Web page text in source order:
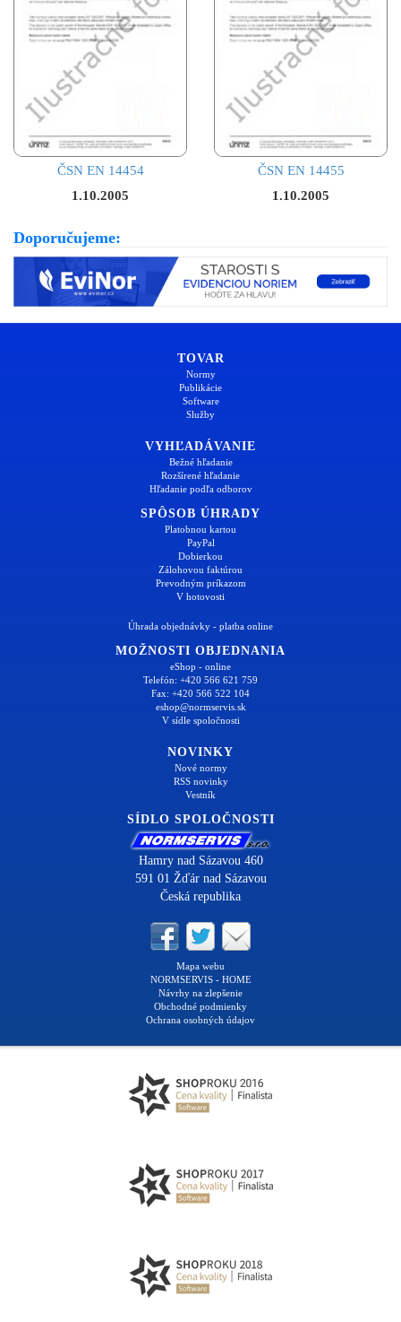
ČSN EN 14454
1.10.2005
ČSN EN 14455
1.10.2005
Doporučujeme:
TOVAR
Normy
Publikácie
Software
Služby
VYHĽADÁVANIE
Bežné hľadanie
Rozšírené hľadanie
Hľadanie podľa odborov
SPÔSOB ÚHRADY
Platobnou kartou
PayPal
Dobierkou
Zálohovou faktúrou
Prevodným príkazom
V hotovosti
Úhrada objednávky - platba online
MOŽNOSTI OBJEDNANIA
eShop - online
Telefón: +420 566 621 759
Fax: +420 566 522 104
eshop@normservis.sk
V sídle spoločnosti
NOVINKY
Nové normy
RSS novinky
Vestník
SÍDLO SPOLOČNOSTI
Hamry nad Sázavou 460
591 01 Žďár nad Sázavou
Česká republika
Mapa webu
NORMSERVIS - HOME
Návrhy na zlepšenie
Obchodné podmienky
Ochrana osobných údajov